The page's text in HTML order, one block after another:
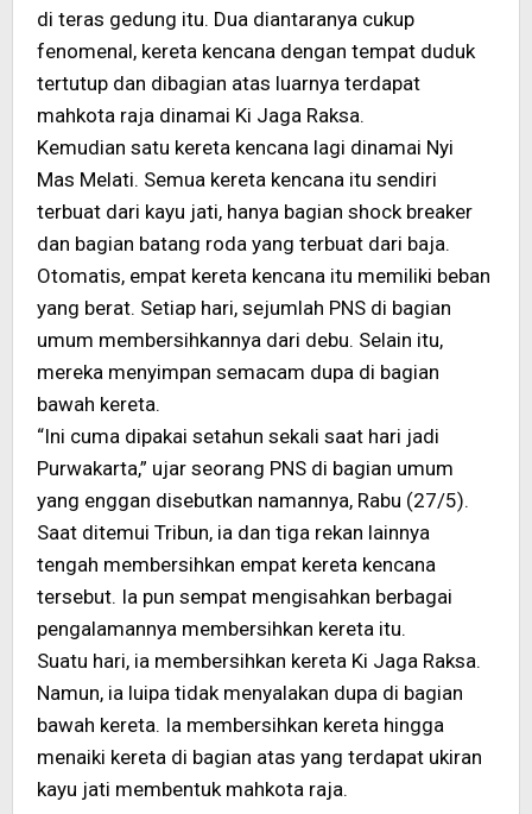
di teras gedung itu. Dua diantaranya cukup
fenomenal, kereta kencana dengan tempat duduk
tertutup dan dibagian atas luarnya terdapat
mahkota raja dinamai Ki Jaga Raksa.
Kemudian satu kereta kencana lagi dinamai Nyi
Mas Melati. Semua kereta kencana itu sendiri
terbuat dari kayu jati, hanya bagian shock breaker
dan bagian batang roda yang terbuat dari baja.
Otomatis, empat kereta kencana itu memiliki beban
yang berat. Setiap hari, sejumlah PNS di bagian
umum membersihkannya dari debu. Selain itu,
mereka menyimpan semacam dupa di bagian
bawah kereta.
“Ini cuma dipakai setahun sekali saat hari jadi
Purwakarta,” ujar seorang PNS di bagian umum
yang enggan disebutkan namannya, Rabu (27/5).
Saat ditemui Tribun, ia dan tiga rekan lainnya
tengah membersihkan empat kereta kencana
tersebut. Ia pun sempat mengisahkan berbagai
pengalamannya membersihkan kereta itu.
Suatu hari, ia membersihkan kereta Ki Jaga Raksa.
Namun, ia luipa tidak menyalakan dupa di bagian
bawah kereta. Ia membersihkan kereta hingga
menaiki kereta di bagian atas yang terdapat ukiran
kayu jati membentuk mahkota raja.